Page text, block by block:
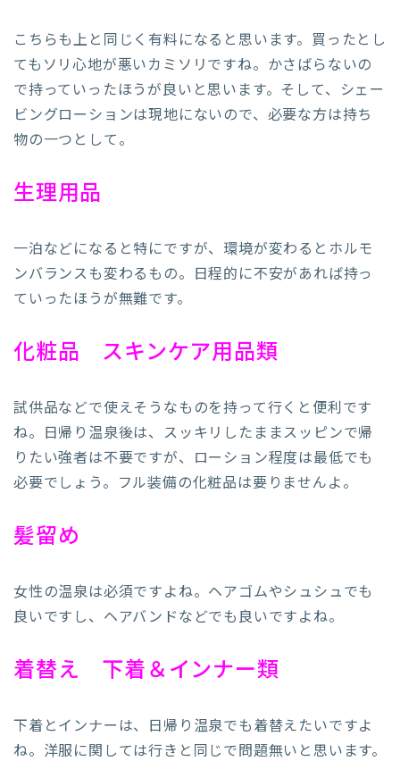
こちらも上と同じく有料になると思います。買ったとし
てもソリ心地が悪いカミソリですね。かさばらないの
で持っていったほうが良いと思います。そして、シェー
ビングローションは現地にないので、必要な方は持ち
物の一つとして。
生理用品
一泊などになると特にですが、環境が変わるとホルモ
ンバランスも変わるもの。日程的に不安があれば持っ
ていったほうが無難です。
化粧品 スキンケア用品類
試供品などで使えそうなものを持って行くと便利です
ね。日帰り温泉後は、スッキリしたままスッピンで帰
りたい強者は不要ですが、ローション程度は最低でも
必要でしょう。フル装備の化粧品は要りませんよ。
髪留め
女性の温泉は必須ですよね。ヘアゴムやシュシュでも
良いですし、ヘアバンドなどでも良いですよね。
着替え 下着＆インナー類
下着とインナーは、日帰り温泉でも着替えたいですよ
ね。洋服に関しては行きと同じで問題無いと思います。